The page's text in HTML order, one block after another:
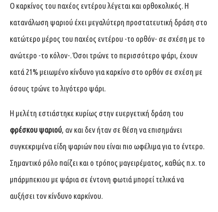
Ο καρκίνος του παχέος εντέρου λέγεται και ορθοκολικός. Η
κατανάλωση ψαριού έχει μεγαλύτερη προστατευτική δράση στο
κατώτερο μέρος του παχέος εντέρου -το ορθόν- σε σχέση με το
ανώτερο -το κόλον-. Όσοι τρώνε το περισσότερο ψάρι, έχουν
κατά 21% μειωμένο κίνδυνο για καρκίνο στο ορθόν σε σχέση με
όσους τρώνε το λιγότερο ψάρι.
Η μελέτη εστιάστηκε κυρίως στην ευεργετική δράση του
φρέσκου ψαριού, αν και δεν ήταν σε θέση να επισημάνει
συγκεκριμένα είδη ψαριών που είναι πιο ωφέλιμα για το έντερο.
Σημαντικό ρόλο παίζει και ο τρόπος μαγειρέματος, καθώς π.χ. το
μπάρμπεκιου με ψάρια σε έντονη φωτιά μπορεί τελικά να
αυξήσει τον κίνδυνο καρκίνου.